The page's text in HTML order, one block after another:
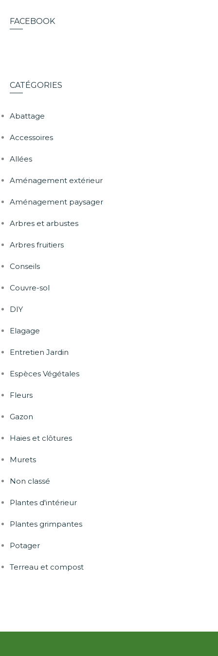
FACEBOOK
CATÉGORIES
Abattage
Accessoires
Allées
Aménagement extérieur
Aménagement paysager
Arbres et arbustes
Arbres fruitiers
Conseils
Couvre-sol
DIY
Elagage
Entretien Jardin
Espèces Végétales
Fleurs
Gazon
Haies et clôtures
Murets
Non classé
Plantes d'intérieur
Plantes grimpantes
Potager
Terreau et compost